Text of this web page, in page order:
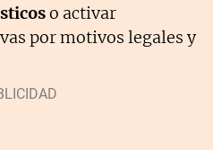
o activar
por motivos legales y